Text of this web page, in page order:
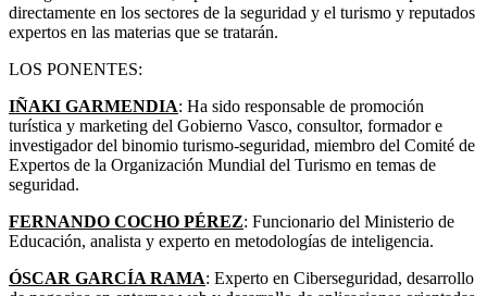
directamente en los sectores de la seguridad y el turismo y reputados
expertos en las materias que se tratarán.
LOS PONENTES:
IÑAKI GARMENDIA: Ha sido responsable de promoción
turística y marketing del Gobierno Vasco, consultor, formador e
investigador del binomio turismo-seguridad, miembro del Comité de
Expertos de la Organización Mundial del Turismo en temas de
seguridad.
FERNANDO COCHO PÉREZ: Funcionario del Ministerio de
Educación, analista y experto en metodologías de inteligencia.
ÓSCAR GARCÍA RAMA: Experto en Ciberseguridad, desarrollo